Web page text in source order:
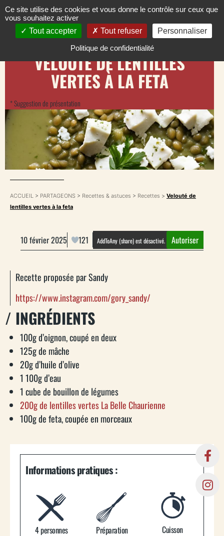
VELOUTÉ DE LENTILLES
VERTES À LA FETA
* Suggestion de présentation
ACCUEIL > PARTAGEONS > Recettes & astuces > Recettes > Velouté de
lentilles vertes à la feta
10 février 2025 121 AddToAny (share) est désactivé. Autoriser
Recette proposée par Sandy
https://www.instagram.com/gory_sandy/
/ INGRÉDIENTS
100g d’oignon, coupé en deux
125g de mâche
20g d’huile d’olive
1 100g d’eau
1 cube de bouillon de légumes
200g de lentilles vertes La Belle Chaurienne
100g de feta, coupée en morceaux
Informations pratiques :
4 personnes Préparation Cuisson
Ce site utilise des cookies et vous donne le contrôle sur ceux que
vous souhaitez activer
Tout accepter
Tout refuser
Personnaliser
Politique de confidentialité